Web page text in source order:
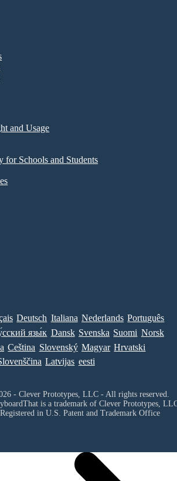
and Usage
for Schools and Students
Deutsch Italiana Nederlands Português
язы́к Dansk Svenska Suomi Norsk
Ceština Slovenský Magyar Hrvatski
Latvijas eesti
- Clever Prototypes, LLC - All rights reserved.
is a trademark of Clever Prototypes,
in U.S. Patent and Trademark Office